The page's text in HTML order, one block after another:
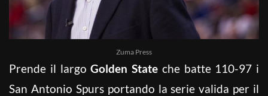
Zuma Press
Prende il largoGolden State che batte 110-97 i
San Antonio Spurs portando la serie valida per il